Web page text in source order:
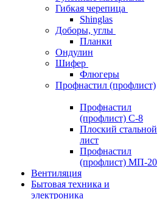
Гибкая черепица
Shinglas
Доборы, углы
Планки
Ондулин
Шифер
Флюгеры
Профнастил (профлист)
Профнастил
(профлист) С-8
Плоский стальной
лист
Профнастил
(профлист) МП-20
Вентиляция
Бытовая техника и
электроника